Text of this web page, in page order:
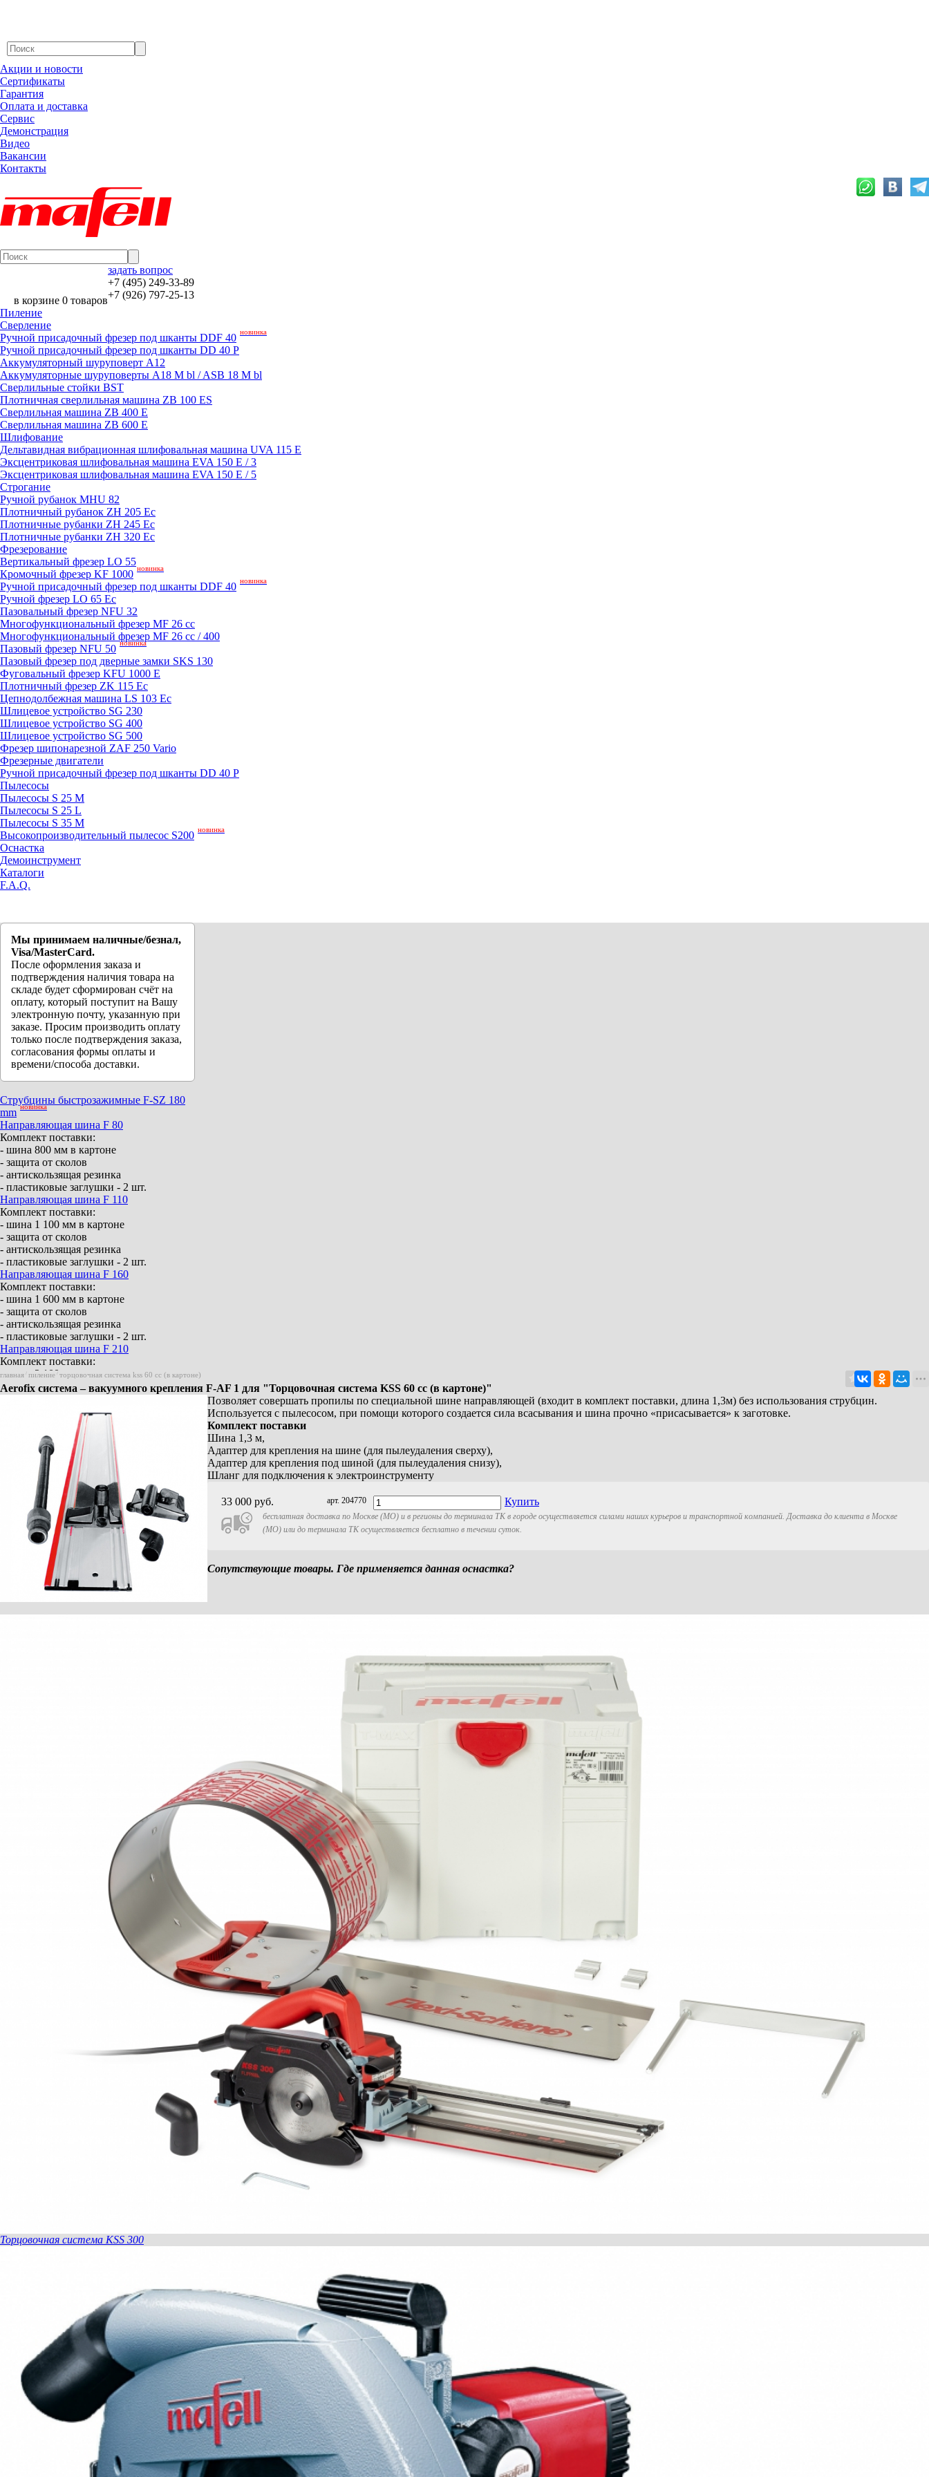
Акции и новости
Сертификаты
Гарантия
Оплата и доставка
Сервис
Демонстрация
Видео
Вакансии
Контакты
в корзине 0 товаров
задать вопрос
+7 (495) 249-33-89
+7 (926) 797-25-13
Пиление
Сверление
Ручной присадочный фрезер под шканты DDF 40 новинка
Ручной присадочный фрезер под шканты DD 40 P
Аккумуляторный шуруповерт A12
Аккумуляторные шуруповерты A18 M bl / ASB 18 M bl
Сверлильные стойки BST
Плотничная сверлильная машина ZB 100 ES
Сверлильная машина ZB 400 E
Сверлильная машина ZB 600 E
Шлифование
Дельтавидная вибрационная шлифовальная машина UVA 115 E
Эксцентриковая шлифовальная машина EVA 150 E / 3
Эксцентриковая шлифовальная машина EVA 150 E / 5
Строгание
Ручной рубанок MHU 82
Плотничный рубанок ZH 205 Ec
Плотничные рубанки ZH 245 Ec
Плотничные рубанки ZH 320 Ec
Фрезерование
Вертикальный фрезер LO 55
Кромочный фрезер KF 1000 новинка
Ручной присадочный фрезер под шканты DDF 40 новинка
Ручной фрезер LO 65 Ec
Пазовальный фрезер NFU 32
Mногофункциональный фрезер MF 26 cc
Mногофункциональный фрезер MF 26 cc / 400
Пазовый фрезер NFU 50 новинка
Пазовый фрезер под дверные замки SKS 130
Фуговальный фрезер KFU 1000 E
Плотничный фрезер ZK 115 Ec
Цепнодолбежная машина LS 103 Ec
Шлицевое устройство SG 230
Шлицевое устройство SG 400
Шлицевое устройство SG 500
Фрезер шипонарезной ZAF 250 Vario
Фрезерные двигатели
Ручной присадочный фрезер под шканты DD 40 P
Пылесосы
Пылесосы S 25 M
Пылесосы S 25 L
Пылесосы S 35 M
Высокопроизводительный пылесос S200 новинка
Оснастка
Демоинструмент
Каталоги
F.A.Q.
Мы принимаем наличные/безнал,
Visa/MasterCard.
После оформления заказа и
подтверждения наличия товара на
складе будет сформирован счёт на
оплату, который поступит на Вашу
электронную почту, указанную при
заказе. Просим производить оплату
только после подтверждения заказа,
согласования формы оплаты и
времени/способа доставки.
Струбцины быстрозажимные F-SZ 180
mm новинка
Направляющая шина F 80
Комплект поставки:
- шина 800 мм в картоне
- защита от сколов
- антискользящая резинка
- пластиковые заглушки - 2 шт.
Направляющая шина F 110
Комплект поставки:
- шина 1 100 мм в картоне
- защита от сколов
- антискользящая резинка
- пластиковые заглушки - 2 шт.
Направляющая шина F 160
Комплект поставки:
- шина 1 600 мм в картоне
- защита от сколов
- антискользящая резинка
- пластиковые заглушки - 2 шт.
Направляющая шина F 210
Комплект поставки:
- шина 2 100 мм в картоне
- защита от сколов
- антискользящая резинка
- пластиковые заглушки - 2 шт.
Направляющая шина F 310
Комплект поставки:
- шина 3 100 мм в картоне
- защита от сколов
- антискользящая резинка
- пластиковые заглушки - 2 шт.
Элемент соединения F-VS
Для 2 направляющих шин
Угловой упор F-WA
Aerofix система – вакуумного крепления F-
(шина, адаптер для верхнего и нижнего
Гибкий шланг FXS-L
максимальная длина пиления 770 мм
185 x 1,4/2,4 x 20 мм, Z 16, WZ для
продольного пиления в древесине
185 x 1,4/2,4 x 20 мм, Z 24, WZ
универсальный для древесины
185 x 1,4/2,4 x 20 мм, Z 32, WZ, для
чистовых пропилов древесины
185 x 1,4/2,4 x 20 мм, Z 56, WZ Для
поперечны пропилов в древесине
главная / пиление / торцовочная система kss 60 cc (в картоне)
Aerofix система – вакуумного крепления F-AF 1 для "Торцовочная система KSS 60 cc (в картоне)"
Позволяет совершать пропилы по специальной шине направляющей (входит в комплект поставки, длина 1,3м) без использования струбцин.
Используется с пылесосом, при помощи которого создается сила всасывания и шина прочно «присасывается» к заготовке.
Комплект поставки
Шина 1,3 м,
Адаптер для крепления на шине (для пылеудаления сверху),
Адаптер для крепления под шиной (для пылеудаления снизу),
Шланг для подключения к электроинструменту
33 000 руб. арт. 204770 Купить
бесплатная доставка по Москве (МО) и в регионы до терминала ТК в городе осуществляется силами наших курьеров и транспортной компанией. Доставка до клиента в Москве
(МО) или до терминала ТК осуществляется бесплатно в течении суток.
Сопутствующие товары. Где применяется данная оснастка?
Торцовочная система KSS 300